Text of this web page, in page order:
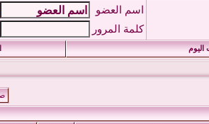
اسم العضو
كلمة المرور
اليوم